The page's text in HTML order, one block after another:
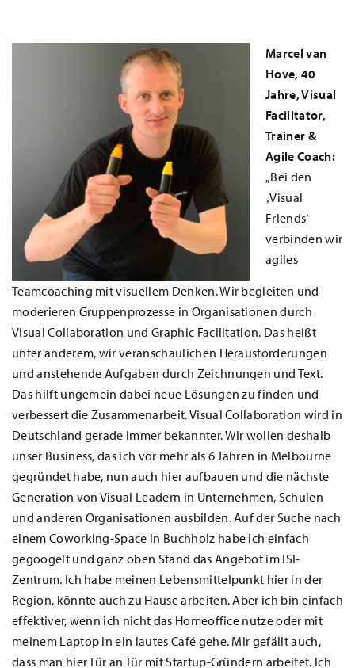
Marcel van
Hove, 40
Jahre, Visual
Facilitator,
Trainer &
Agile Coach:
„Bei den
‚Visual
Friends‘
verbinden wir
agiles
Teamcoaching mit visuellem Denken. Wir begleiten und
moderieren Gruppenprozesse in Organisationen durch
Visual Collaboration und Graphic Facilitation. Das heißt
unter anderem, wir veranschaulichen Herausforderungen
und anstehende Aufgaben durch Zeichnungen und Text.
Das hilft ungemein dabei neue Lösungen zu finden und
verbessert die Zusammenarbeit. Visual Collaboration wird in
Deutschland gerade immer bekannter. Wir wollen deshalb
unser Business, das ich vor mehr als 6 Jahren in Melbourne
gegründet habe, nun auch hier aufbauen und die nächste
Generation von Visual Leadern in Unternehmen, Schulen
und anderen Organisationen ausbilden. Auf der Suche nach
einem Coworking-Space in Buchholz habe ich einfach
gegoogelt und ganz oben Stand das Angebot im ISI-
Zentrum. Ich habe meinen Lebensmittelpunkt hier in der
Region, könnte auch zu Hause arbeiten. Aber ich bin einfach
effektiver, wenn ich nicht das Homeoffice nutze oder mit
meinem Laptop in ein lautes Café gehe. Mir gefällt auch,
dass man hier Tür an Tür mit Startup-Gründern arbeitet. Ich